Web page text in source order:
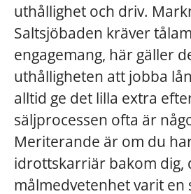
uthållighet och driv.
Saltsjöbaden kräver
engagemang, här gäller
uthålligheten att jobba
alltid ge det lilla extra
säljprocessen ofta är
Meriterande är om du
idrottskarriär bakom dig,
målmedvetenhet varit en